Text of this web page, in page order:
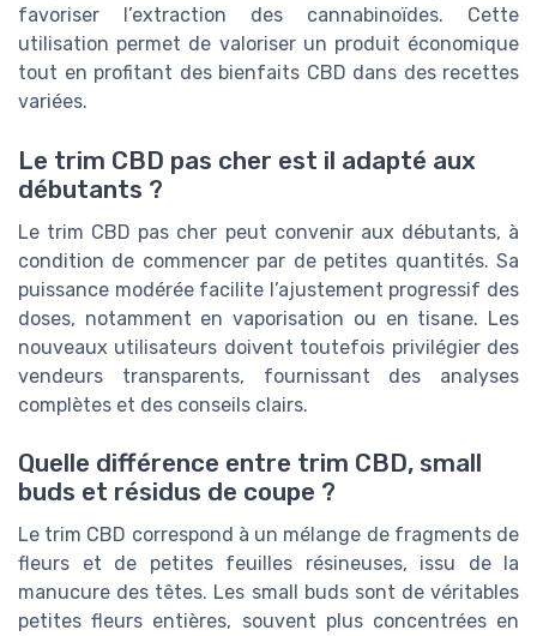
favoriser l’extraction des cannabinoïdes. Cette
utilisation permet de valoriser un produit économique
tout en profitant des bienfaits CBD dans des recettes
variées.
Le trim CBD pas cher est il adapté aux
débutants ?
Le trim CBD pas cher peut convenir aux débutants, à
condition de commencer par de petites quantités. Sa
puissance modérée facilite l’ajustement progressif des
doses, notamment en vaporisation ou en tisane. Les
nouveaux utilisateurs doivent toutefois privilégier des
vendeurs transparents, fournissant des analyses
complètes et des conseils clairs.
Quelle différence entre trim CBD, small
buds et résidus de coupe ?
Le trim CBD correspond à un mélange de fragments de
fleurs et de petites feuilles résineuses, issu de la
manucure des têtes. Les small buds sont de véritables
petites fleurs entières, souvent plus concentrées en